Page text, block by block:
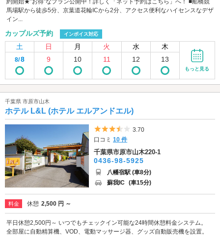
約開始★”お得”なプラン公開中！詳しく「ネット予約はこちら」へ！ ■船橋競
馬場駅から徒歩5分、京葉道花輪ICから2分、アクセス便利なハイセンスなデザ
イン...
カップルズ予約 インボイス対応
土 日 月 火 水 木
8/8 9 10 11 12 13
もっと見る
千葉県 市原市山木
ホテル L&L (ホテル エルアンドエル)
5つ星のうち3.5
3.70
口コミ10 件
千葉県市原市山木220-1
0436-98-5925
八幡宿駅 (車8分)
蘇我IC (車15分)
料金 休憩 2,500 円 ～
平日休憩2,500円～ いつでもチェックイン可能な24時間休憩料金システム。
全部屋に自動精算機、VOD、電動マッサージ器、グッズ自動販売機を設置。